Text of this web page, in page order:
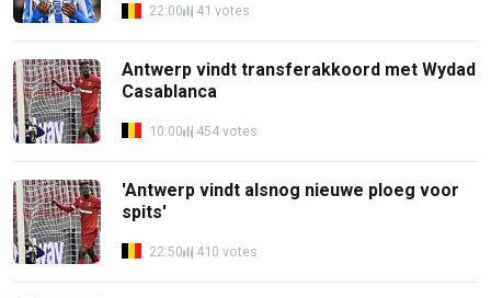
22:00 41 votes
Antwerp vindt transferakkoord met Wydad
Casablanca
10:00 454 votes
'Antwerp vindt alsnog nieuwe ploeg voor
spits'
22:50 410 votes